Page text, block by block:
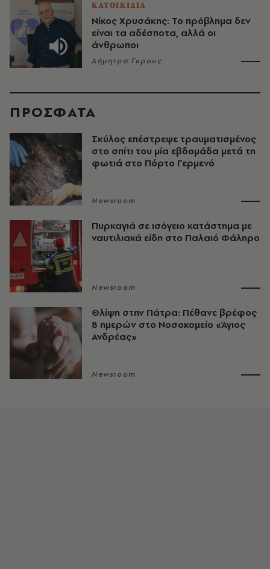
ΚΑΤΟΙΚΙΔΙΑ
Νίκος Χρυσάκης: Το πρόβλημα δεν
είναι τα αδέσποτα, αλλά οι
άνθρωποι
Δήμητρα Γκρους
ΠΡΟΣΦΑΤΑ
Σκύλος επέστρεψε τραυματισμένος
στο σπίτι του μία εβδομάδα μετά τη
φωτιά στο Πόρτο Γερμενό
Newsroom
Πυρκαγιά σε ισόγειο κατάστημα με
ναυτιλιακά είδη στο Παλαιό Φάληρο
Newsroom
Θλίψη στην Πάτρα: Πέθανε βρέφος
8 ημερών στο Νοσοκομείο «Άγιος
Ανδρέας»
Newsroom